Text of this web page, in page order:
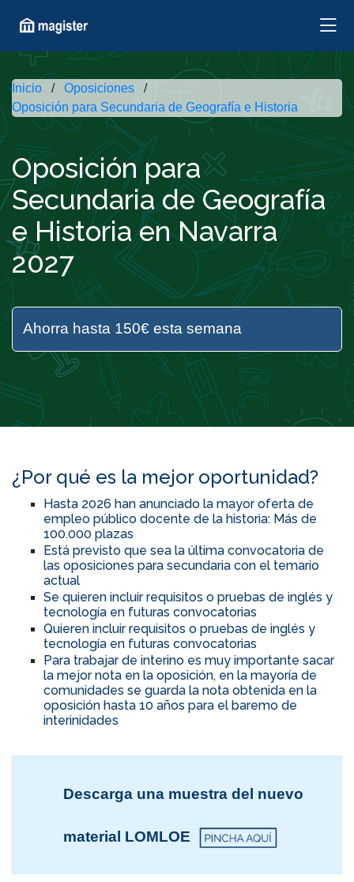
Inicio
Oposiciones
Oposición para Secundaria de Geografía e Historia
Oposición para
Secundaria de Geografía
e Historia en Navarra
2027
Ahorra hasta 150€ esta semana
¿Por qué es la mejor oportunidad?
Hasta 2026 han anunciado la mayor oferta de
empleo público docente de la historia: Más de
100.000 plazas
Está previsto que sea la última convocatoria de
las oposiciones para secundaria con el temario
actual
Se quieren incluir requisitos o pruebas de inglés y
tecnología en futuras convocatorias
Quieren incluir requisitos o pruebas de inglés y
tecnología en futuras convocatorias
Para trabajar de interino es muy importante sacar
la mejor nota en la oposición, en la mayoría de
comunidades se guarda la nota obtenida en la
oposición hasta 10 años para el baremo de
interinidades
Descarga una muestra del nuevo
material LOMLOE